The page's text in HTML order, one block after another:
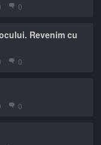
0
Revenim cu
0
0